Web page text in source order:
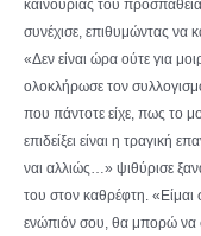
καινούριας του
συνέχισε, επιθυμώντας να
«Δεν είναι ώρα ούτε για
ολοκλήρωσε τον
που πάντοτε είχε, πως το
επιδείξει είναι η τραγική
ναι αλλιώς…» ψιθύρισε
του στον καθρέφτη.
ενώπιόν σου, θα μπορώ να